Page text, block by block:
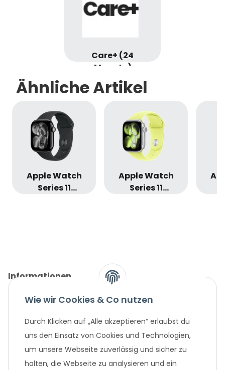
Care+ (24
Monate)
Ähnliche Artikel
Apple Watch
Series 11
Apple Watch
Series 11
Informationen
Gesetzliche Informationen
Unternehmen
Beliebte Angebote
Wie wir Cookies & Co nutzen
Durch Klicken auf „Alle akzeptieren“ erlaubst du
uns den Einsatz von Cookies und Technologien,
um unsere Webseite zuverlässig und sicher zu
halten, die Webseite zu analysieren und ein